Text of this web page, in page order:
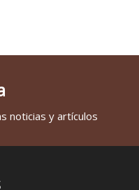
noticias y artículos